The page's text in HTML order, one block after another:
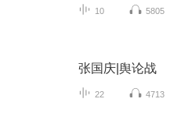
10 5805
张国庆|舆论战
22 4713